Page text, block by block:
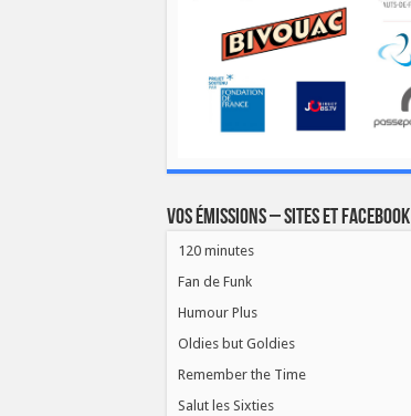
Vos émissions – Sites et Facebook
120 minutes
Fan de Funk
Humour Plus
Oldies but Goldies
Remember the Time
Salut les Sixties